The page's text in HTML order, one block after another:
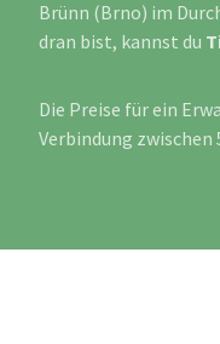
Brünn (Brno) im
dran bist, kannst du
Die Preise für ein
Verbindung zwischen